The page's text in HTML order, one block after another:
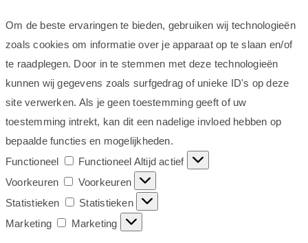
Om de beste ervaringen te bieden, gebruiken wij technologieën
zoals cookies om informatie over je apparaat op te slaan en/of
te raadplegen. Door in te stemmen met deze technologieën
kunnen wij gegevens zoals surfgedrag of unieke ID's op deze
site verwerken. Als je geen toestemming geeft of uw
toestemming intrekt, kan dit een nadelige invloed hebben op
bepaalde functies en mogelijkheden.
Functioneel
Functioneel Altijd actief
Voorkeuren
Voorkeuren
Statistieken
Statistieken
Marketing
Marketing